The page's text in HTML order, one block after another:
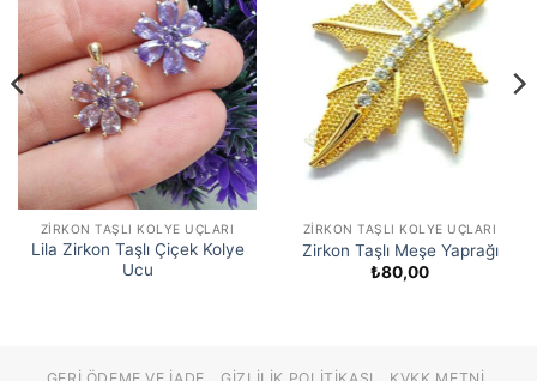
ZIRKON TAŞLI KOLYE UÇLARI
Lila Zirkon Taşlı Çiçek Kolye
Ucu
ZIRKON TAŞLI KOLYE UÇLARI
Zirkon Taşlı Meşe Yaprağı
₺80,00